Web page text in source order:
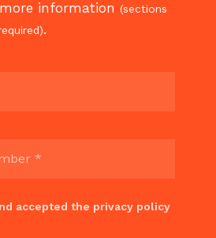
information (sections
.
accepted the privacy policy